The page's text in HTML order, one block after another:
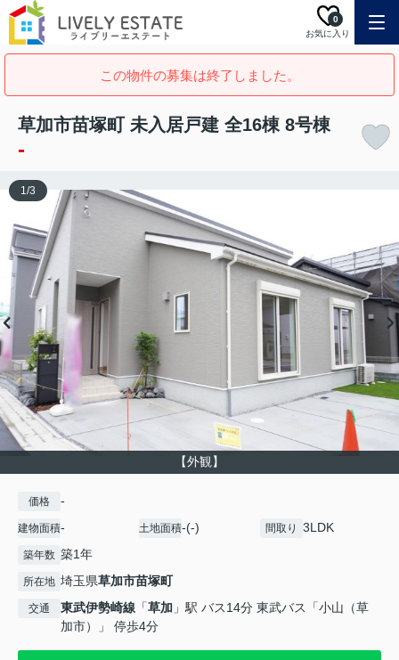
お気に入り
0
この物件の募集は終了しました。
草加市苗塚町 未入居戸建 全16棟 8号棟
-
【外観】
1/3
価格 -
建物面積- 土地面積-(-) 間取り 3LDK
築年数 築1年
所在地 埼玉県草加市苗塚町
交通 東武伊勢崎線 「草加 」駅 バス14分 東武バス「小山（草
加市）」 停歩4分